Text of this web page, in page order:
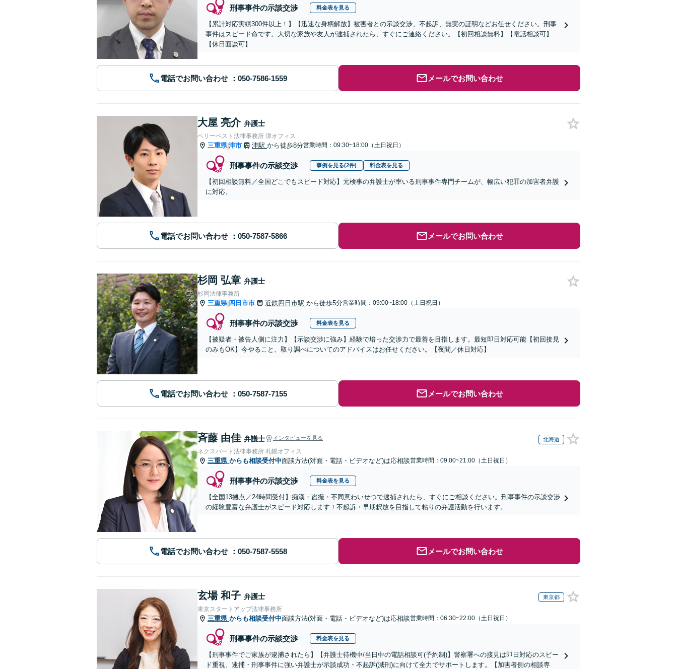
刑事事件の示談交渉 料金表を見る
【累計対応実績300件以上！】【迅速な身柄解放】被害者との示談交渉、不起訴、無実の証明などお任せください。刑事
事件はスピード命です。大切な家族や友人が逮捕されたら、すぐにご連絡ください。【初回相談無料】【電話相談可】
【休日面談可】
電話でお問い合わせ メールでお問い合わせ
大屋 亮介 弁護士
ベリーベスト法律事務所 津オフィス
三重県|津市 津駅 から徒歩8分営業時間：09:30~18:00（土日祝日）
刑事事件の示談交渉 事例を見る(2件) 料金表を見る
【初回相談無料／全国どこでもスピード対応】元検事の弁護士が率いる刑事事件専門チームが、幅広い犯罪の加害者弁護
に対応。
電話でお問い合わせ メールでお問い合わせ
杉岡 弘章 弁護士
杉岡法律事務所
三重県| 四日市市 近鉄四日市駅 から徒歩5分営業時間：09:00~18:00（土日祝日）
刑事事件の示談交渉 料金表を見る
【被疑者・被告人側に注力】【示談交渉に強み】経験で培った交渉力で最善を目指します。最短即日対応可能【初回接見
のみもOK】今やること、取り調べについてのアドバイスはお任せください。【夜間／休日対応】
電話でお問い合わせ メールでお問い合わせ
斉藤 由佳 弁護士 インタビューを見る 北海道
ネクスパート法律事務所 札幌オフィス
三重県 からも相談受付中面談方法(対面・電話・ビデオなど)は応相談営業時間：09:00~21:00（土日祝日）
刑事事件の示談交渉 料金表を見る
【全国13拠点／24時間受付】痴漢・盗撮・不同意わいせつで逮捕されたら、すぐにご相談ください。刑事事件の示談交渉
の経験豊富な弁護士がスピード対応します！不起訴・早期釈放を目指して粘りの弁護活動を行います。
電話でお問い合わせ メールでお問い合わせ
玄場 和子 弁護士 東京都
東京スタートアップ法律事務所
三重県 からも相談受付中面談方法(対面・電話・ビデオなど)は応相談営業時間：06:30~22:00（土日祝日）
刑事事件の示談交渉 料金表を見る
【刑事事件でご家族が逮捕されたら】【弁護士待機中/当日中の電話相談可(予約制)】警察署への接見は即日対応のスピー
ド重視、逮捕・刑事事件に強い弁護士が示談成功・不起訴(減刑)に向けて全力でサポートします。【加害者側の相談専